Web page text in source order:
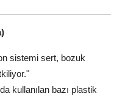
sistemi sert, bozuk
kullanılan bazı plastik